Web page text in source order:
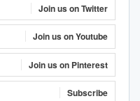
Join us on Twitter
Join us on Youtube
Join us on Pinterest
Subscribe